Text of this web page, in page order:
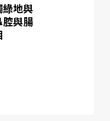
地與
與腸